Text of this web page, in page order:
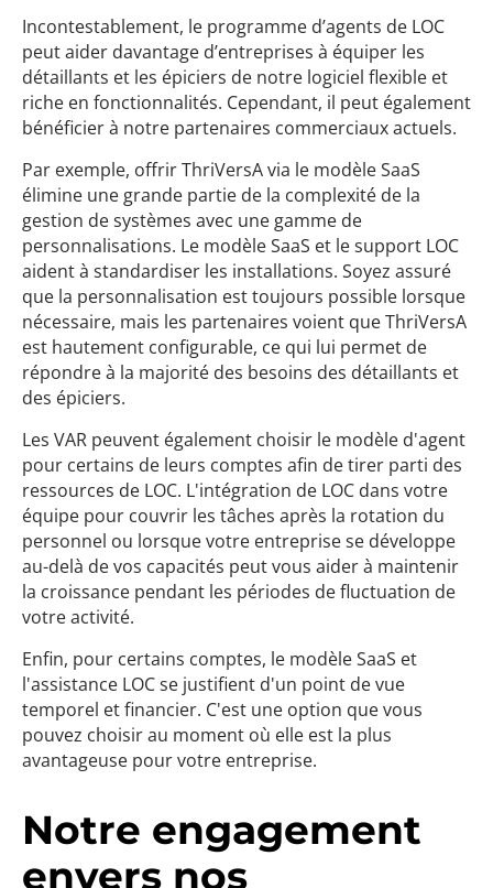
Incontestablement, le programme d’agents de LOC
peut aider davantage d’entreprises à équiper les
détaillants et les épiciers de notre logiciel flexible et
riche en fonctionnalités. Cependant, il peut également
bénéficier à notre partenaires commerciaux actuels.
Par exemple, offrir ThriVersA via le modèle SaaS
élimine une grande partie de la complexité de la
gestion de systèmes avec une gamme de
personnalisations. Le modèle SaaS et le support LOC
aident à standardiser les installations. Soyez assuré
que la personnalisation est toujours possible lorsque
nécessaire, mais les partenaires voient que ThriVersA
est hautement configurable, ce qui lui permet de
répondre à la majorité des besoins des détaillants et
des épiciers.
Les VAR peuvent également choisir le modèle d'agent
pour certains de leurs comptes afin de tirer parti des
ressources de LOC. L'intégration de LOC dans votre
équipe pour couvrir les tâches après la rotation du
personnel ou lorsque votre entreprise se développe
au-delà de vos capacités peut vous aider à maintenir
la croissance pendant les périodes de fluctuation de
votre activité.
Enfin, pour certains comptes, le modèle SaaS et
l'assistance LOC se justifient d'un point de vue
temporel et financier. C'est une option que vous
pouvez choisir au moment où elle est la plus
avantageuse pour votre entreprise.
Notre engagement
envers nos